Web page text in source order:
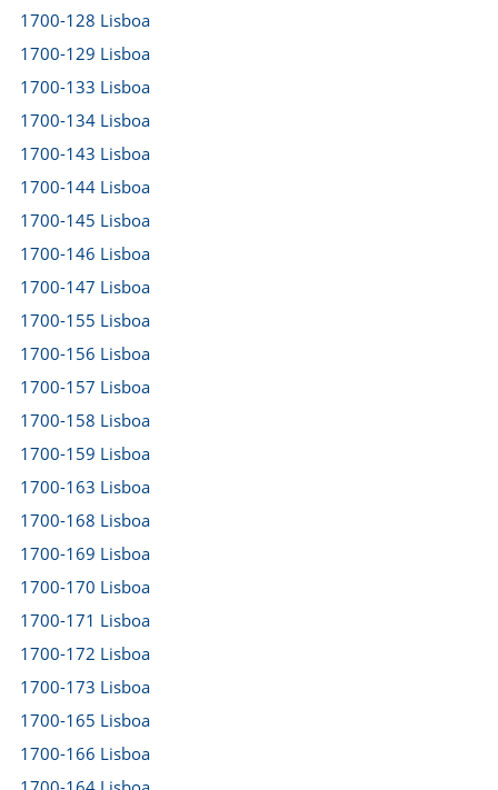
1700-128 Lisboa
1700-129 Lisboa
1700-133 Lisboa
1700-134 Lisboa
1700-143 Lisboa
1700-144 Lisboa
1700-145 Lisboa
1700-146 Lisboa
1700-147 Lisboa
1700-155 Lisboa
1700-156 Lisboa
1700-157 Lisboa
1700-158 Lisboa
1700-159 Lisboa
1700-163 Lisboa
1700-168 Lisboa
1700-169 Lisboa
1700-170 Lisboa
1700-171 Lisboa
1700-172 Lisboa
1700-173 Lisboa
1700-165 Lisboa
1700-166 Lisboa